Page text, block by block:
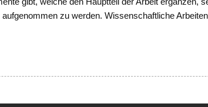
aufgenommen zu werden. Wissenschaftliche